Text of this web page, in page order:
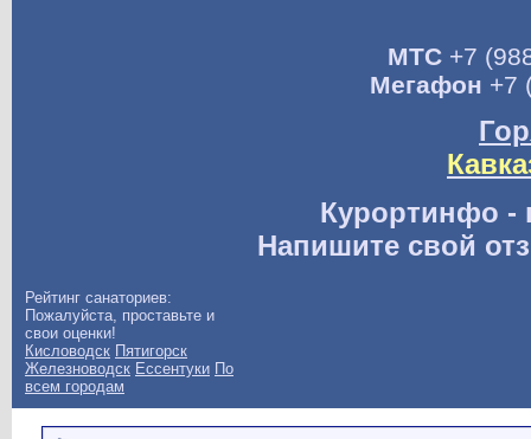
МТС+7
Мегафон +7
Курортинфо -
Напишите свой
Рейтинг санаториев:
Пожалуйста, проставьте и
свои оценки!
Кисловодск Пятигорск
Железноводск Ессентуки По
всем городам